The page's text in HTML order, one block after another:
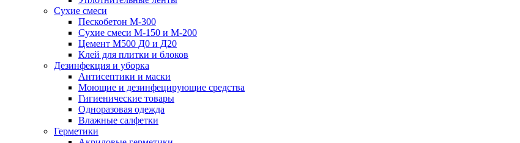
Сухие смеси
Пескобетон М-300
Сухие смеси М-150 и М-200
Цемент М500 Д0 и Д20
Клей для плитки и блоков
Дезинфекция и уборка
Антисептики и маски
Моющие и дезинфецирующие средства
Гигиенические товары
Одноразовая одежда
Влажные салфетки
Герметики